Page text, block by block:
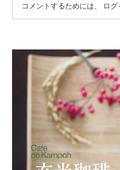
コメントするためには、 ログ